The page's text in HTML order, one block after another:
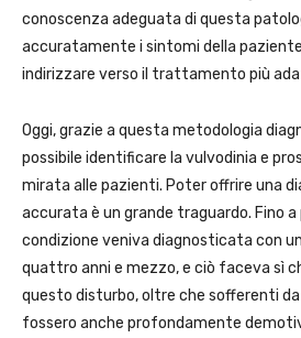
conoscenza adeguata di questa
accuratamente i sintomi della
indirizzare verso il trattamento più
Oggi, grazie a questa metodologia
possibile identificare la vulvodinia e
mirata alle pazienti. Poter offrire una
accurata è un grande traguardo. Fino
condizione veniva diagnosticata con
quattro anni e mezzo, e ciò faceva sì
questo disturbo, oltre che sofferenti
fossero anche profondamente